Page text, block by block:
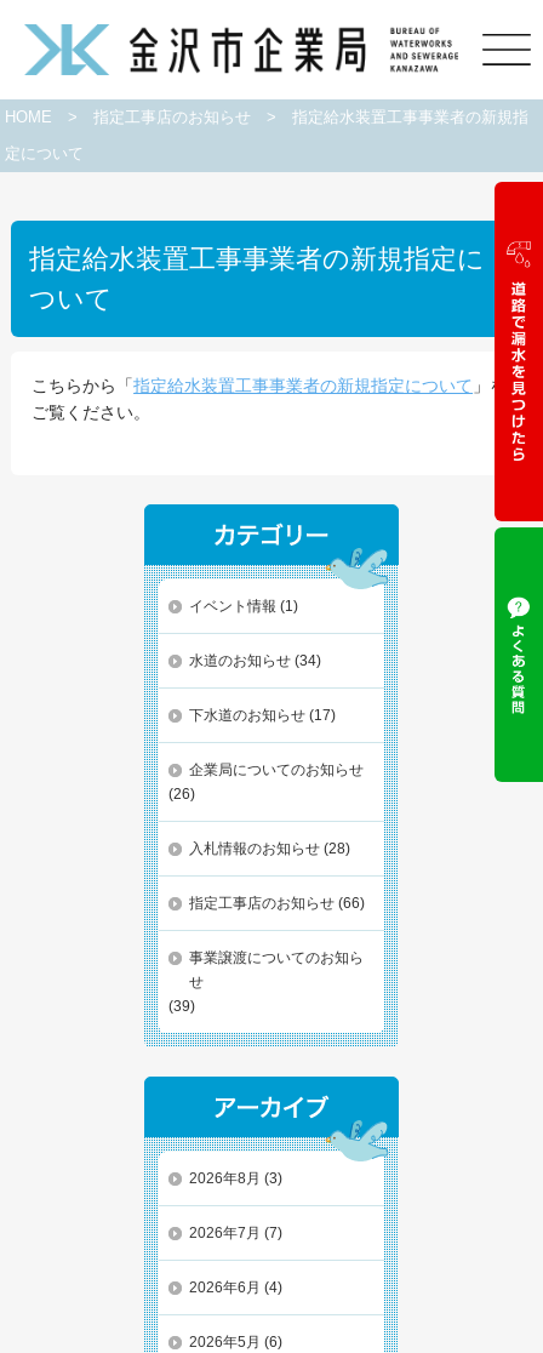
HOME >指定工事店のお知らせ >指定給水装置工事事業者の新規指
定について
指定給水装置工事事業者の新規指定に
ついて
こちらから「指定給水装置工事事業者の新規指定について 」を
ご覧ください。
イベント情報 (1)
水道のお知らせ (34)
下水道のお知らせ (17)
企業局についてのお知らせ
(26)
入札情報のお知らせ (28)
指定工事店のお知らせ (66)
事業譲渡についてのお知ら
せ
(39)
2026年8月 (3)
2026年7月 (7)
2026年6月 (4)
2026年5月 (6)